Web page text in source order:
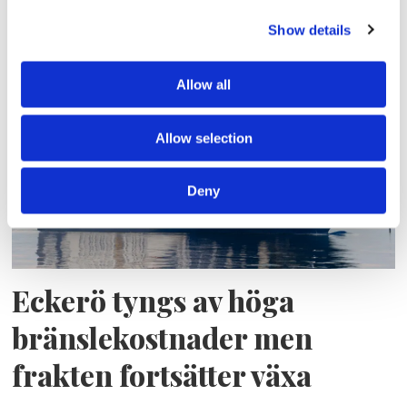
Show details
Allow all
Allow selection
Deny
Tallink lyfter halvåret trots
pressade kostnader
Eckerö tyngs av höga
bränslekostnader men
frakten fortsätter växa